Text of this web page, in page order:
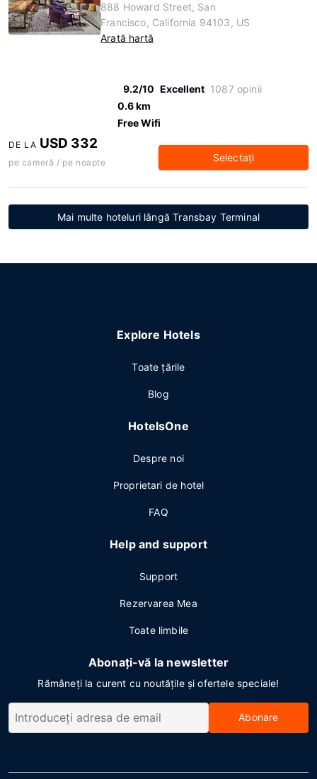
888 Howard Street, San
Francisco, California 94103, US
Arată hartă
9.2/10 Excellent 1087 opinii
0.6 km
Free Wifi
DE LA USD 332
pe cameră / pe noapte Selectaţi
Mai multe hoteluri lângă Transbay Terminal
Explore Hotels
Toate ţările
Blog
HotelsOne
Despre noi
Proprietari de hotel
FAQ
Help and support
Support
Rezervarea Mea
Toate limbile
Abonați-vă la newsletter
Rămâneți la curent cu noutățile și ofertele speciale!
Abonare